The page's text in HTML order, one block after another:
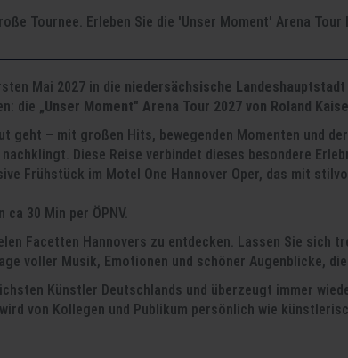
Tournee. Erleben Sie die 'Unser Moment' Arena Tour
Mai 2027 in die niedersächsische Landeshauptstadt
die „Unser Moment" Arena Tour 2027 von Roland
geht – mit großen Hits, bewegenden Momenten und
Diese Reise verbindet dieses besondere
Frühstück im Motel One Hannover Oper, das mit
30 Min per ÖPNV.
Facetten Hannovers zu entdecken. Lassen Sie sich
voller Musik, Emotionen und schöner Augenblicke,
Künstler Deutschlands und überzeugt immer
von Kollegen und Publikum persönlich wie